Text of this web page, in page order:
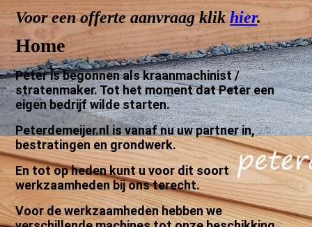
Voor een offerte aanvraag klikhier.
Home
Peter is begonnen als kraanmachinist /
stratenmaker. Tot het moment dat Peter een
eigen bedrijf wilde starten.
Peterdemeijer.nl is vanaf nu uw partner in,
bestratingen en grondwerk.
En tot op heden kunt u voor dit soort
werkzaamheden bij ons terecht.
Voor de werkzaamheden hebben we